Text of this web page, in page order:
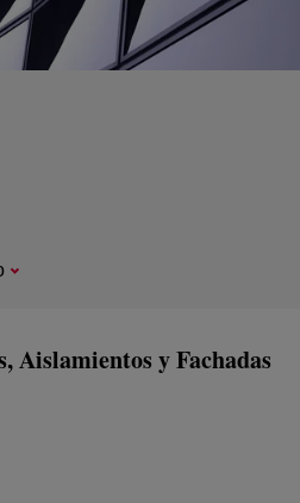
Aislamientos y Fachadas